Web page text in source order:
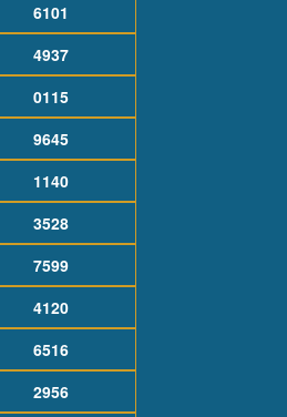
6101
4937
0115
9645
1140
3528
7599
4120
6516
2956